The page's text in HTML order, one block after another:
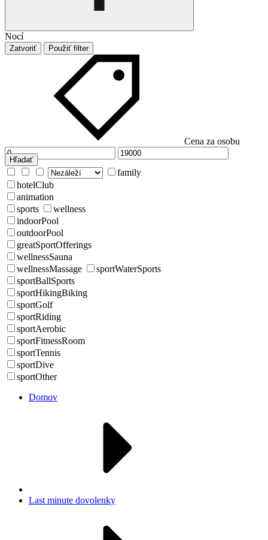
Nocí
Zatvoriť Použiť filter
Cena za osobu
Hľadať
family
hotelClub
animation
sports
wellness
indoorPool
outdoorPool
greatSportOfferings
wellnessSauna
wellnessMassage
sportWaterSports
sportBallSports
sportHikingBiking
sportGolf
sportRiding
sportAerobic
sportFitnessRoom
sportTennis
sportDive
sportOther
Domov
Last minute dovolenky